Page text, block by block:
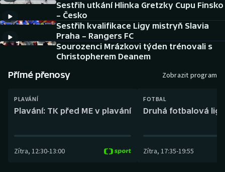
Americký fotbal
Baseball a softbal
Biatlon
Boby a skeleton
Curling
NEPŘEHLÉDNĚTE
Historické návraty
Aplikace ČT sport
AZ kvíz
Sestřih utkání Hlinka Gretzky Cupu Finsko
– Česko
Sestřih kvalifikace Ligy mistryň Slavia
Praha – Rangers FC
Sourozenci Mrázkovi týden trénovali s
Christopherem Deanem
Přímé přenosy Zobrazit program
PLAVÁNÍ
Plavání: TK před ME v plavání
Zítra, 12:30-13:00
FOTBAL
Druhá fotbalová
Zítra, 17:35-19:55